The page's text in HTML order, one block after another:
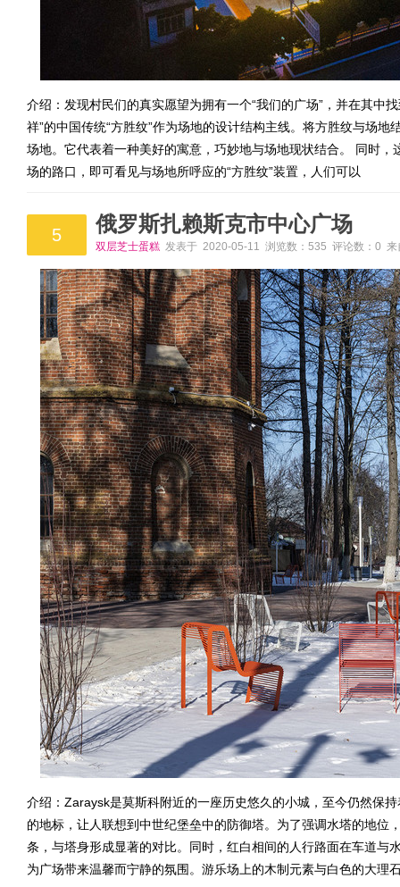
介绍：发现村民们的真实愿望为拥有一个“我们的广场”，并在其中
祥”的中国传统“方胜纹”作为场地的设计结构主线。将方胜纹与场
场地。它代表着一种美好的寓意，巧妙地与场地现状结合。 同时
场的路口，即可看见与场地所呼应的“方胜纹”装置，人们可以
5 俄罗斯扎赖斯克市中心广场
双层芝士蛋糕 发表于 2020-05-11 浏览数：535 评论数：0
介绍：Zaraysk是莫斯科附近的一座历史悠久的小城，至今仍然保
的地标，让人联想到中世纪堡垒中的防御塔。为了强调水塔的地
条，与塔身形成显著的对比。同时，红白相间的人行路面在车道与
为广场带来温馨而宁静的氛围。游乐场上的木制元素与白色的大理